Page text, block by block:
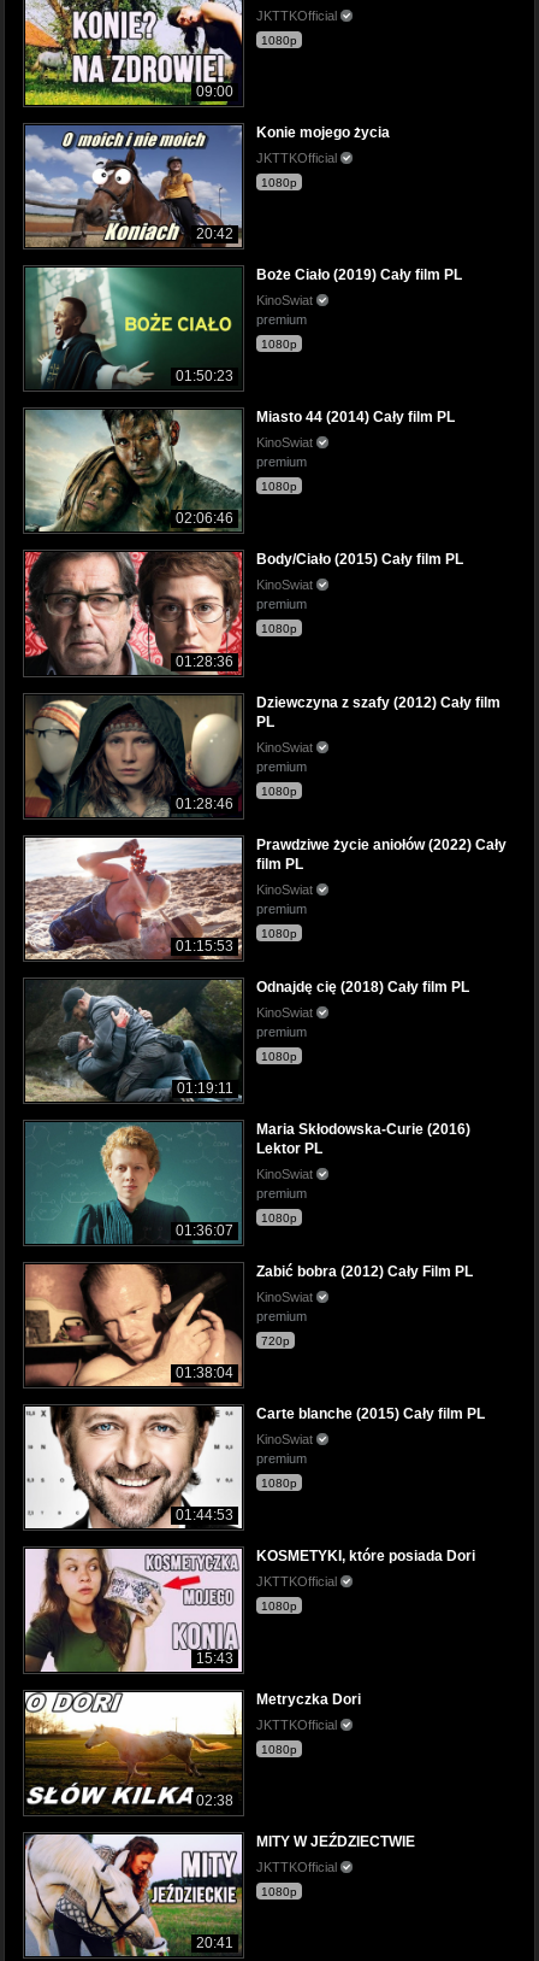
09:00
JKTTKOfficial
1080p
20:42
Konie mojego życia
JKTTKOfficial
1080p
01:50:23
Boże Ciało (2019) Cały film PL
KinoSwiat
premium
1080p
02:06:46
Miasto 44 (2014) Cały film PL
KinoSwiat
premium
1080p
01:28:36
Body/Ciało (2015) Cały film PL
KinoSwiat
premium
1080p
01:28:46
Dziewczyna z szafy (2012) Cały film
PL
KinoSwiat
premium
1080p
01:15:53
Prawdziwe życie aniołów (2022) Cały
film PL
KinoSwiat
premium
1080p
01:19:11
Odnajdę cię (2018) Cały film PL
KinoSwiat
premium
1080p
01:36:07
Maria Skłodowska-Curie (2016)
Lektor PL
KinoSwiat
premium
1080p
01:38:04
Zabić bobra (2012) Cały Film PL
KinoSwiat
premium
720p
01:44:53
Carte blanche (2015) Cały film PL
KinoSwiat
premium
1080p
15:43
KOSMETYKI, które posiada Dori
JKTTKOfficial
1080p
02:38
Metryczka Dori
JKTTKOfficial
1080p
20:41
MITY W JEŹDZIECTWIE
JKTTKOfficial
1080p